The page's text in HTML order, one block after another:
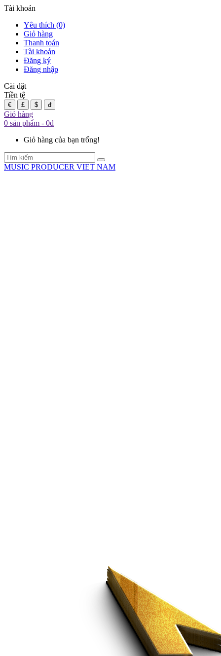
Tài khoản
Yêu thích (0)
Giỏ hàng
Thanh toán
Tài khoản
Đăng ký
Đăng nhập
Cài đặt
Tiền tệ
€ £ $ đ
Giỏ hàng
0 sản phẩm - 0đ
Giỏ hàng của bạn trống!
MUSIC PRODUCER VIET NAM